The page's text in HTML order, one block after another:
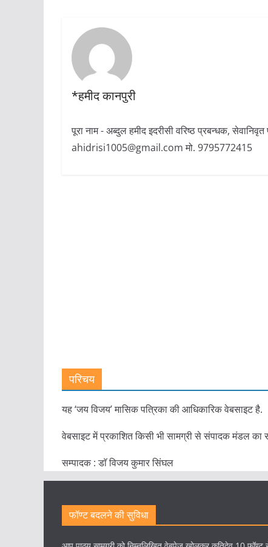
*हमीद कानपुरी
पूरा नाम - अब्दुल हमीद इदरीसी वरिष्ठ प्रबन्धक,
ahidrisi1005@gmail.com मो. 9795772415
परिचय
यह ‘जय विजय’ मासिक पत्रिका की आधिकारिक वेबसाइट है.
वेबसाइट में प्रकाशित किसी भी सामग्री से संपादक मंडल
सम्पादक : डाॅ विजय कुमार सिंघल
फॉण्ट बदलने की सुविधा